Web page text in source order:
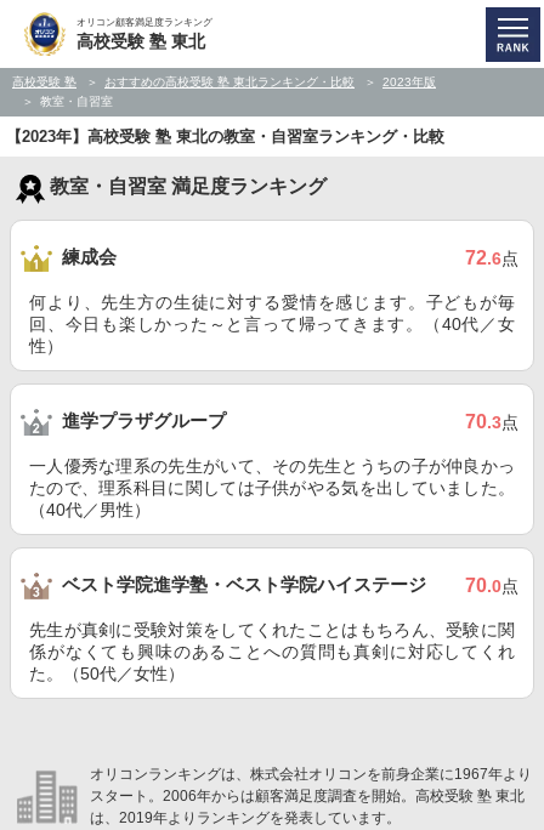
オリコン顧客満足度ランキング
高校受験 塾 東北
高校受験 塾 おすすめの高校受験 塾 東北ランキング・比較
2023年版
教室・自習室
【2023年】高校受験 塾 東北の教室・自習室ランキング・比較
教室・自習室 満足度ランキング
練成会 72.6点
何より、先生方の生徒に対する愛情を感じます。子どもが毎
回、今日も楽しかった～と言って帰ってきます。（40代／女
性）
進学プラザグループ 70.3点
一人優秀な理系の先生がいて、その先生とうちの子が仲良かっ
たので、理系科目に関しては子供がやる気を出していました。
（40代／男性）
ベスト学院進学塾・ベスト学院ハイステージ 70.0点
先生が真剣に受験対策をしてくれたことはもちろん、受験に関
係がなくても興味のあることへの質問も真剣に対応してくれ
た。（50代／女性）
オリコンランキングは、株式会社オリコンを前身企業に1967年より
スタート。2006年からは顧客満足度調査を開始。高校受験 塾 東北
は、2019年よりランキングを発表しています。